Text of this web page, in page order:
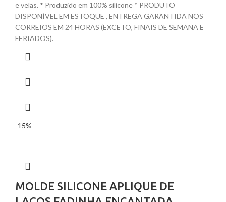
e velas. * Produzido em 100% silicone * PRODUTO
DISPONÍVEL EM ESTOQUE , ENTREGA GARANTIDA NOS
CORREIOS EM 24 HORAS (EXCETO, FINAIS DE SEMANA E
FERIADOS).
-15%
MOLDE SILICONE APLIQUE DE